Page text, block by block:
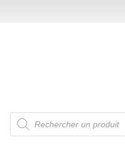
Recherche
de
produits